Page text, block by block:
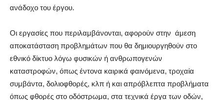
ανάδοχο του έργου.
Οι εργασίες που περιλαμβάνονται, αφορούν στην άμεση
αποκατάσταση προβλημάτων που θα δημιουργηθούν στο
εθνικό δίκτυο λόγω φυσικών ή ανθρωπογενών
καταστροφών, όπως έντονα καιρικά φαινόμενα, τροχαία
συμβάντα, δολιοφθορές, κλπ ή και απρόβλεπτα προβλήματα
όπως φθορές στο οδόστρωμα, στα τεχνικά έργα των οδών,